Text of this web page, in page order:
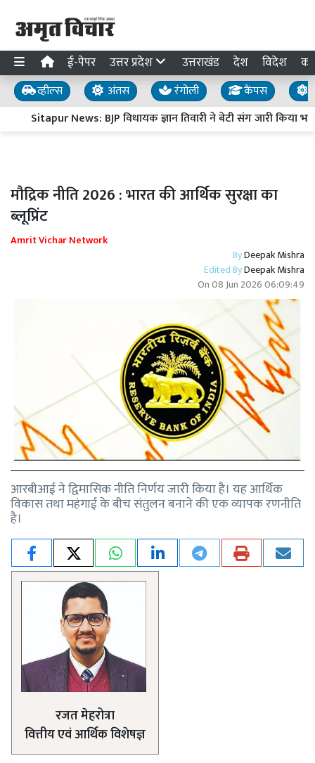
ई-पेपर उत्तर प्रदेश उत्तराखंड देश विदेश
व्हील्स अंतस रंगोली कैंपस
Sitapur News: BJP विधायक ज्ञान तिवारी ने बेटी संग जारी किया
मौद्रिक नीति 2026 : भारत की आर्थिक सुरक्षा का
ब्लूप्रिंट
Amrit Vichar Network
ByDeepak Mishra
Edited ByDeepak Mishra
On08 Jun 2026 06:09:49
आरबीआई ने द्विमासिक नीति निर्णय जारी किया है। यह आर्थिक
विकास तथा महंगाई के बीच संतुलन बनाने की एक व्यापक रणनीति
है।
रजत मेहरोत्रा
वित्तीय एवं आर्थिक विशेषज्ञ